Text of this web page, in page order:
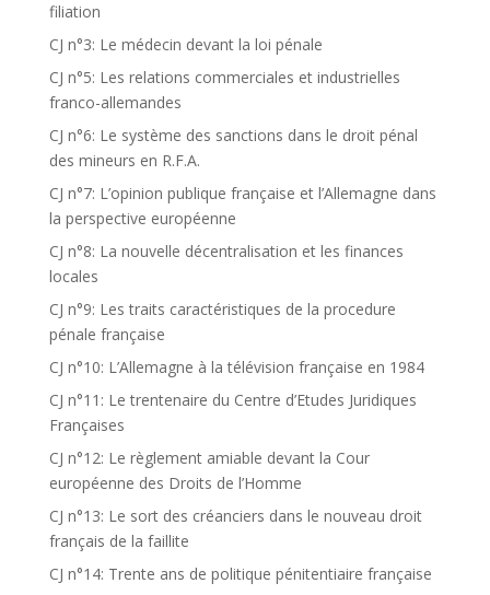
filiation
CJ n°3: Le médecin devant la loi pénale
CJ n°5: Les relations commerciales et industrielles
franco-allemandes
CJ n°6: Le système des sanctions dans le droit pénal
des mineurs en R.F.A.
CJ n°7: L’opinion publique française et l’Allemagne dans
la perspective européenne
CJ n°8: La nouvelle décentralisation et les finances
locales
CJ n°9: Les traits caractéristiques de la procedure
pénale française
CJ n°10: L’Allemagne à la télévision française en 1984
CJ n°11: Le trentenaire du Centre d’Etudes Juridiques
Françaises
CJ n°12: Le règlement amiable devant la Cour
européenne des Droits de l’Homme
CJ n°13: Le sort des créanciers dans le nouveau droit
français de la faillite
CJ n°14: Trente ans de politique pénitentiaire française